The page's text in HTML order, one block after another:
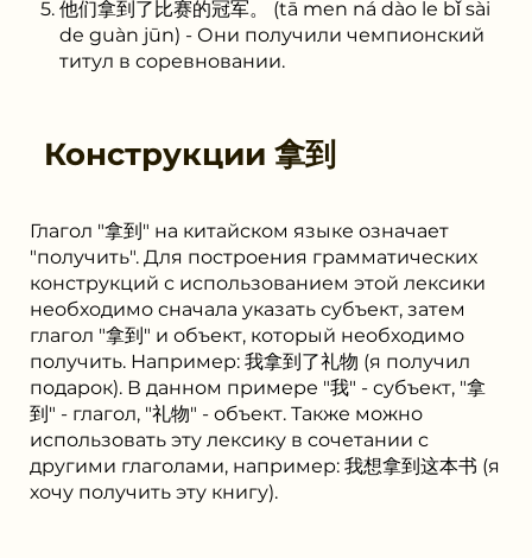
他们拿到了比赛的冠军。 (tā men ná dào le bǐ sài
de guàn jūn) - Они получили чемпионский
титул в соревновании.
Конструкции 拿到
Глагол "拿到" на китайском языке означает
"получить". Для построения грамматических
конструкций с использованием этой лексики
необходимо сначала указать субъект, затем
глагол "拿到" и объект, который необходимо
получить. Например: 我拿到了礼物 (я получил
подарок). В данном примере "我" - субъект, "拿
到" - глагол, "礼物" - объект. Также можно
использовать эту лексику в сочетании с
другими глаголами, например: 我想拿到这本书 (я
хочу получить эту книгу).